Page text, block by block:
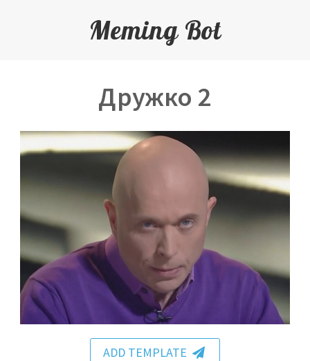
Meming Bot
Дружко 2
ADD TEMPLATE